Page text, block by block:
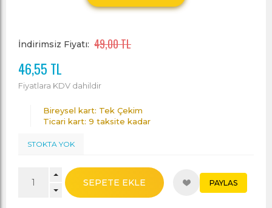
İndirimsiz Fiyatı: 49,00 TL
46,55 TL
Fiyatlara KDV dahildir
Bireysel kart: Tek Çekim
Ticari kart: 9 taksite kadar
STOKTA YOK
SEPETE EKLE PAYLAS